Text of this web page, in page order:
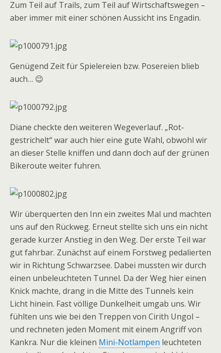
Zum Teil auf Trails, zum Teil auf Wirtschaftswegen –
aber immer mit einer schönen Aussicht ins Engadin.
Genügend Zeit für Spielereien bzw. Posereien blieb
auch… 😉
Diane checkte den weiteren Wegeverlauf. „Rot-
gestrichelt“ war auch hier eine gute Wahl, obwohl wir
an dieser Stelle kniffen und dann doch auf der grünen
Bikeroute weiter fuhren.
Wir überquerten den Inn ein zweites Mal und machten
uns auf den Rückweg. Erneut stellte sich uns ein nicht
gerade kurzer Anstieg in den Weg. Der erste Teil war
gut fahrbar. Zunächst auf einem Forstweg pedalierten
wir in Richtung Schwarzsee. Dabei mussten wir durch
einen unbeleuchteten Tunnel. Da der Weg hier einen
Knick machte, drang in die Mitte des Tunnels kein
Licht hinein. Fast völlige Dunkelheit umgab uns. Wir
fühlten uns wie bei den Treppen von Cirith Ungol –
und rechneten jeden Moment mit einem Angriff von
Kankra. Nur die kleinen Mini-Notlampen leuchteten